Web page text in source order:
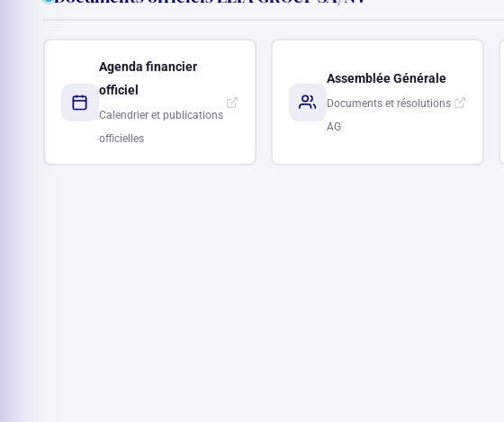
Agenda financier
officiel
Calendrier et publications
officielles
Assemblée Générale
Documents et résolutions
AG